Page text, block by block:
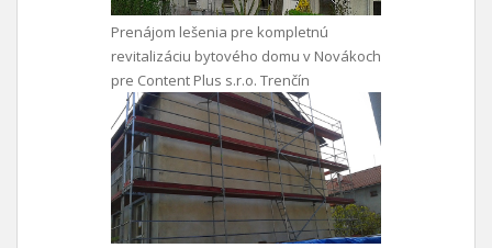
Prenájom lešenia pre kompletnú
revitalizáciu bytového domu v Novákoch
pre Content Plus s.r.o. Trenčín